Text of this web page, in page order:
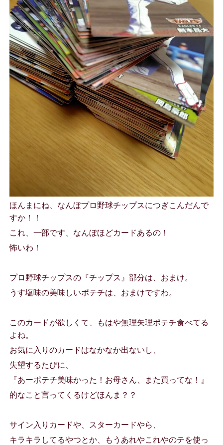
ほんまにね、なんぼプロ野球チップスにつぎこんだんで
すか！！
これ、一部です、なんぼほどカードあるの！
怖いわ！
プロ野球チップスの『チップス』部分は、おまけ。
うす塩味の美味しいポテチは、おまけですわ。
このカードが欲しくて、もはや無理矢理ポテチ食べてる
よね。
お気に入りのカードはなかなか出ないし、
失望するたびに、
『あーポテチ美味かった！お母さん、また買ってな！』
的なこと言ってくるけどほんま？？
サイン入りカードや、スターカードやら、
キラキラしてるやつとか、もうあれやこれやのテを使っ